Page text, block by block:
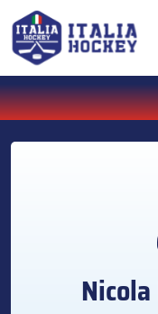
Nicola